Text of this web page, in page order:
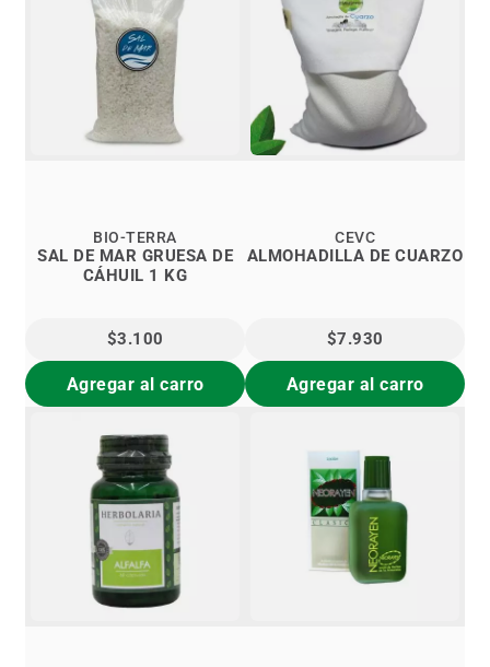
SAL DE MAR GRUESA DE
CÁHUIL 1 KG
BIO-TERRA
$3.100
Agregar al carro
ALMOHADILLA DE CUARZO
CEVC
$7.930
Agregar al carro